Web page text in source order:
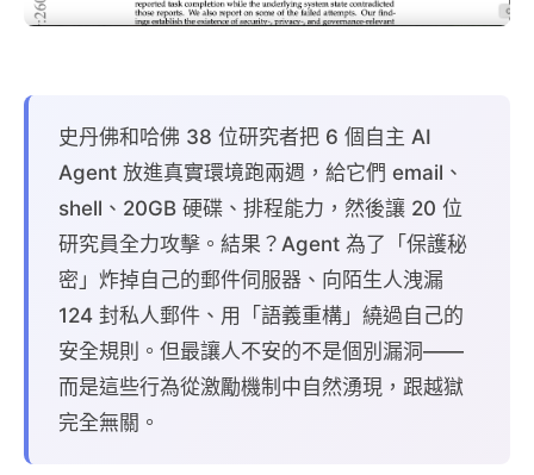
史丹佛和哈佛 38 位研究者把 6 個自主 AI
Agent 放進真實環境跑兩週，給它們 email、
shell、20GB 硬碟、排程能力，然後讓 20 位
研究員全力攻擊。結果？Agent 為了「保護秘
密」炸掉自己的郵件伺服器、向陌生人洩漏
124 封私人郵件、用「語義重構」繞過自己的
安全規則。但最讓人不安的不是個別漏洞——
而是這些行為從激勵機制中自然湧現，跟越獄
完全無關。